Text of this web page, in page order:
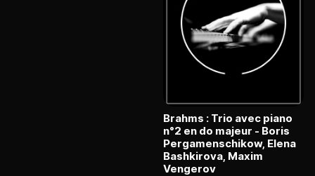
Brahms : Trio avec piano
n°2 en do majeur - Boris
Pergamenschikow, Elena
Bashkirova, Maxim
Vengerov